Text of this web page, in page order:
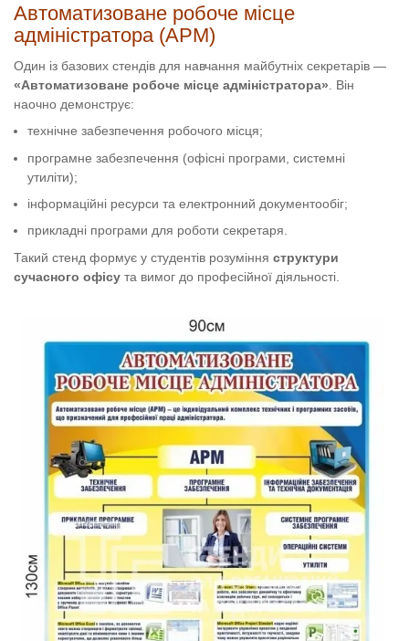
Автоматизоване робоче місце
адміністратора (АРМ)
Один із базових стендів для навчання майбутніх секретарів —
«Автоматизоване робоче місце адміністратора» . Він
наочно демонструє:
технічне забезпечення робочого місця;
програмне забезпечення (офісні програми, системні
утиліти);
інформаційні ресурси та електронний документообіг;
прикладні програми для роботи секретаря.
Такий стенд формує у студентів розуміння структури
сучасного офісу та вимог до професійної діяльності.